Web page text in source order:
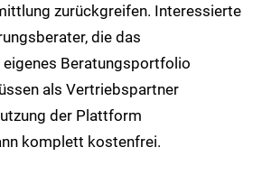
zurückgreifen. Interessierte
die das
Beratungsportfolio
als Vertriebspartner
der Plattform
komplett kostenfrei.